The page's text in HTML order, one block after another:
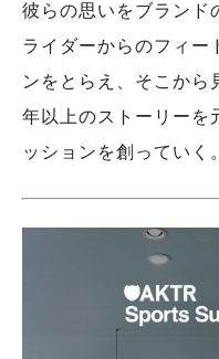
彼らの思いをブランド
ライダーからのフィー
ンをとらえ、そこから
年以上のストーリーを
ッションを創っていく。